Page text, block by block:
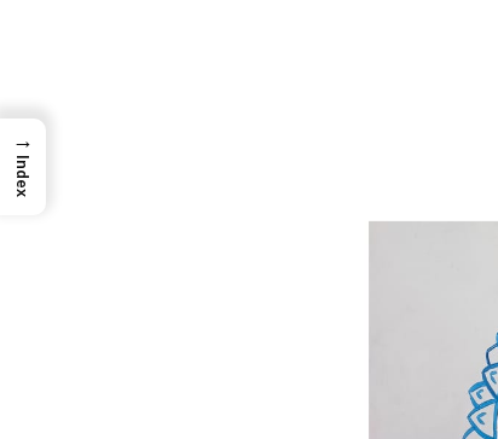
→
Index